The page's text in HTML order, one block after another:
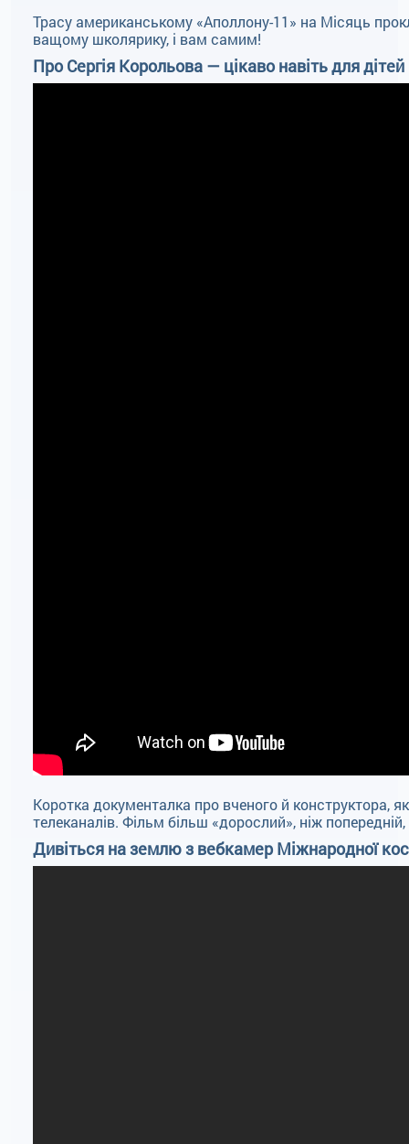
Трасу американському «Аполлону-11» на Місяць
ващому школярику, і вам самим!
Про Сергія Корольова — цікаво навіть для дітей
Коротка документалка про вченого й конструктора,
телеканалів. Фільм більш «дорослий», ніж
Дивіться на землю з вебкамер Міжнародної